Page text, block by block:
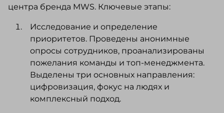
центра бренда MWS. Ключевые этапы:
Исследование и определение
приоритетов. Проведены анонимные
опросы сотрудников, проанализированы
пожелания команды и топ-менеджмента.
Выделены три основных направления:
цифровизация, фокус на людях и
комплексный подход.